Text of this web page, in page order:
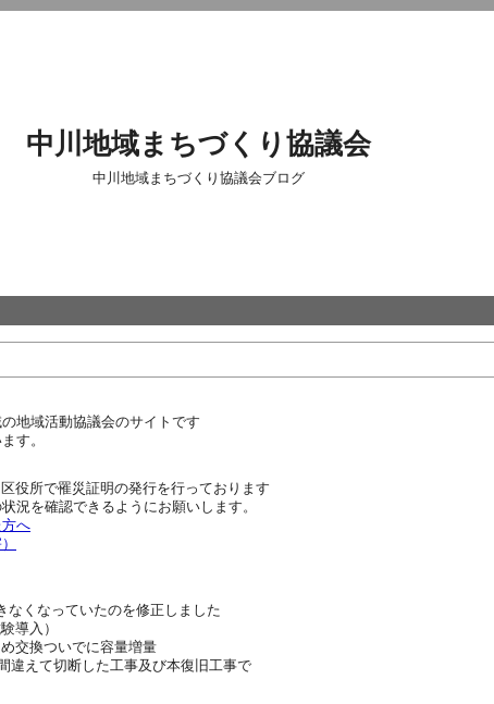
中川地域まちづくり協議会
中川地域まちづくり協議会ブログ
地域活動協議会のサイトです
す。
役所で罹災証明の発行を行っております
況を確認できるようにお願いします。
へ
なくなっていたのを修正しました
導入）
交換ついでに容量増量
違えて切断した工事及び本復旧工事で